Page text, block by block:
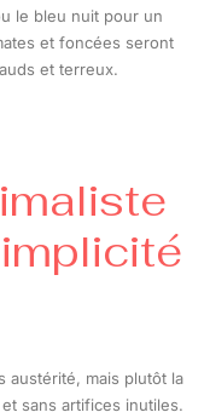
le bleu nuit pour un
et foncées seront
et terreux.
austérité, mais plutôt la
sans artifices inutiles.